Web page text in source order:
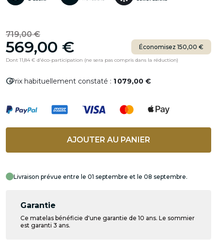
719,00 €
569,00 € Économisez 150,00 €
Dont 11,84 € d'éco-participation (ne sera pas compris dans la réduction)
infoPrix habituellement constaté : 1 079,00 €
AJOUTER AU PANIER
Livraison prévue entre le 01 septembre et le 08 septembre.
Garantie
Ce matelas bénéficie d'une garantie de 10 ans. Le sommier
est garanti 3 ans.